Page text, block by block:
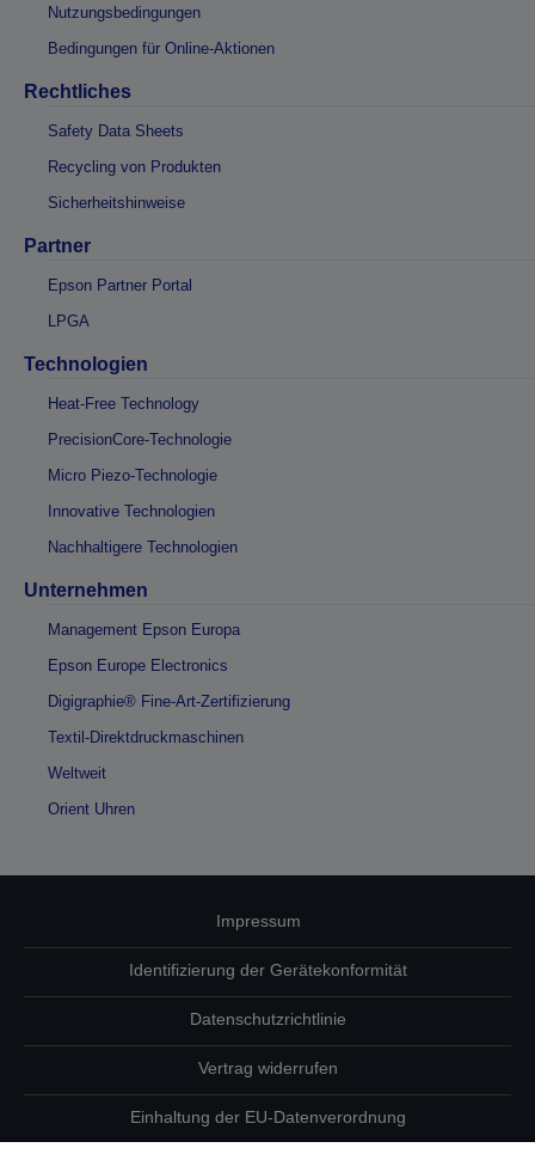
Nutzungsbedingungen
Bedingungen für Online-Aktionen
Rechtliches
Safety Data Sheets
Recycling von Produkten
Sicherheitshinweise
Partner
Epson Partner Portal
LPGA
Technologien
Heat-Free Technology
PrecisionCore-Technologie
Micro Piezo-Technologie
Innovative Technologien
Nachhaltigere Technologien
Unternehmen
Management Epson Europa
Epson Europe Electronics
Digigraphie® Fine-Art-Zertifizierung
Textil-Direktdruckmaschinen
Weltweit
Orient Uhren
Impressum
Identifizierung der Gerätekonformität
Datenschutzrichtlinie
Vertrag widerrufen
Einhaltung der EU-Datenverordnung